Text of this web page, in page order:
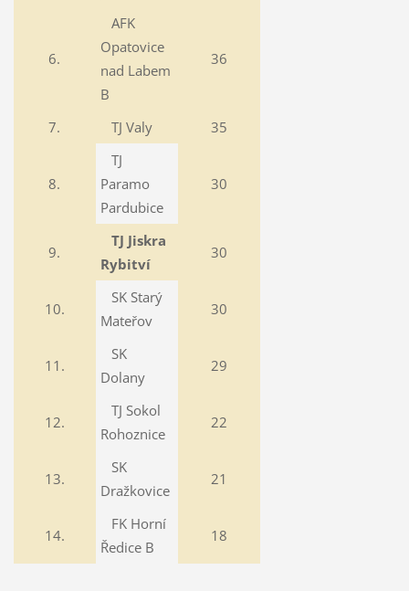
6.
AFK
Opatovice
nad Labem
B
36
7. TJ Valy 35
8.
TJ
Paramo
Pardubice
30
9.
TJ Jiskra
Rybitví
30
10.
SK Starý
Mateřov
30
11.
SK
Dolany
29
12.
TJ Sokol
Rohoznice
22
13.
SK
Dražkovice
21
14.
FK Horní
Ředice B
18